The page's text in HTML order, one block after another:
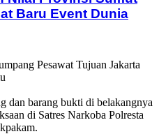
Baru Event Dunia
Pesawat Tujuan Jakarta
dan barang bukti di belakangnya
di Satres Narkoba Polresta